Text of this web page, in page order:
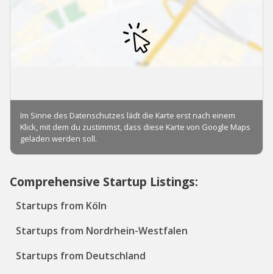
Comprehensive Startup Listings:
Startups from Köln
Startups from Nordrhein-Westfalen
Startups from Deutschland